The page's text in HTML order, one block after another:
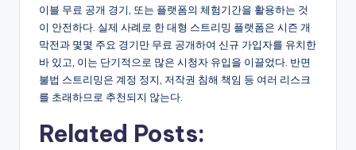
이블 무료 공개 경기, 또는 플랫폼의 체험기간을 활용하는 것
이 안전하다. 실제 사례로 한 대형 스트리밍 플랫폼은 시즌 개
막전과 몇몇 주요 경기만 무료 공개하여 신규 가입자를 유치한
바 있고, 이는 단기적으로 많은 시청자 유입을 이끌었다. 반면
불법 스트리밍은 계정 정지, 저작권 침해 책임 등 여러 리스크
를 초래하므로 추천되지 않는다.
Related Posts: